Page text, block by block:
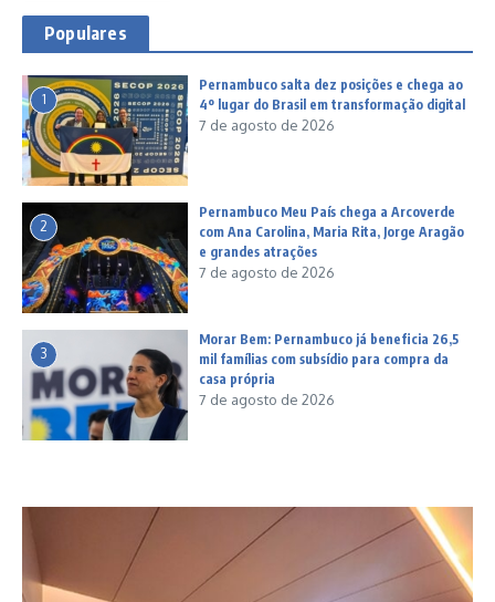
Populares
1
Pernambuco salta dez posições e chega ao
4º lugar do Brasil em transformação digital
7 de agosto de 2026
2
Pernambuco Meu País chega a Arcoverde
com Ana Carolina, Maria Rita, Jorge Aragão
e grandes atrações
7 de agosto de 2026
3
Morar Bem: Pernambuco já beneficia 26,5
mil famílias com subsídio para compra da
casa própria
7 de agosto de 2026